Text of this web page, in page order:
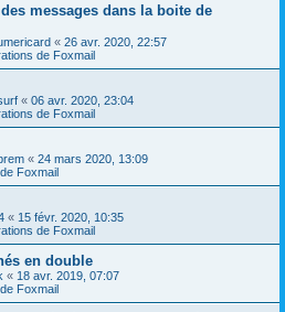
messages dans la boite de
« 26 avr. 2020, 22:57
de Foxmail
« 06 avr. 2020, 23:04
de Foxmail
« 24 mars 2020, 13:09
Foxmail
« 15 févr. 2020, 10:35
de Foxmail
en double
« 18 avr. 2019, 07:07
Foxmail